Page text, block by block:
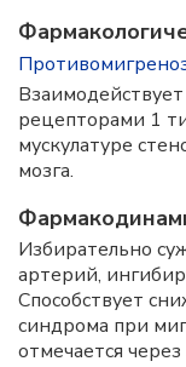
рецепторами 1
мускулатуре
мозга.
Избирательно
артерий,
Способствует
синдрома при
отмечается